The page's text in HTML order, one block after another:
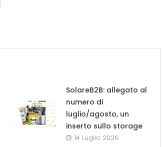
SolareB2B: allegato al
numero di
luglio/agosto, un
inserto sullo storage
14 Luglio 2026